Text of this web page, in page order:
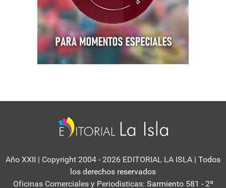
Año XXII | Copyright 2004 - 2026 EDITORIAL LA ISLA | Todos
los derechos reservados
Oficinas Comerciales y Periodisticas: Sarmiento 581 - 2º